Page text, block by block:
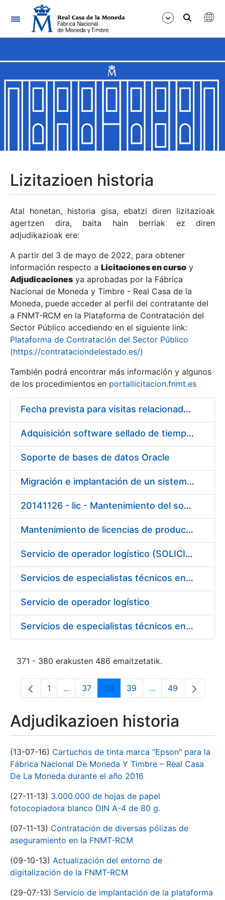
Nabigazioa
Erakutsi/Ezkutatu
Erakutsi/Ezkutatu
Erakutsi/Ezkutatu
Erakutsi/Ezkutatu
Erakutsi/Ezkutatu
Erakutsi/Ezkutatu
Erakutsi/Ezkutatu
Erakutsi/Ezkutatu
Lizitazioen historia
Atal honetan, historia gisa, ebatzi diren lizitazioak
agertzen dira, baita hain berriak ez diren
adjudikazioak ere:
A partir del 3 de mayo de 2022, para obtener
información respecto a Licitaciones en curso y
Adjudicaciones ya aprobadas por la Fábrica
Nacional de Moneda y Timbre - Real Casa de la
Moneda, puede acceder al perfil del contratante del
a FNMT-RCM en la Plataforma de Contratación del
Sector Público accediendo en el siguiente link:
Plataforma de Contratación del Sector Público
(https://contrataciondelestado.es/)
También podrá encontrar más información y algunos
de los procedimientos en portallicitacion.fnmt.es
Fecha prevista para visitas relacionados con los procedimientos de licitación abiertos para FNMT-RCM (Fábrica de Papel de Burgos)
Adquisición software sellado de tiempo KeyOne TSA
Soporte de bases de datos Oracle
Migración e implantación de un sistema de archivado de correo electrónico
20141126 - lic - Mantenimiento del software desarrollado y estudios técnicos de componentes, de diversos sistemas de expedición de documentos electrónicos
Mantenimiento de licencias de productos IBM
Servicio de operador logístico (SOLICITUDES DE PARTICIPACIÓN)
Servicios de especialistas técnicos en prevención de incendios (SOLICITUDES DE PARTICIPACIÓN)
Servicio de operador logístico
Servicios de especialistas técnicos en prevención de incendios
371 - 380 erakusten 486 emaitzetatik.
Orrialdea
1 ...Intermediate Pages Use TAB to navigate.
Orrialdea
37 Orrialdea
38 Orrialdea
39 ...Intermediate
Orrialdea
49
Adjudikazioen historia
(13-07-16) Cartuchos de tinta marca "Epson" para la
Fábrica Nacional De Moneda Y Timbre – Real Casa
De La Moneda durante el año 2016
(27-11-13) 3.000.000 de hojas de papel
fotocopiadora blanco DIN A-4 de 80 g.
(07-11-13) Contratación de diversas pólizas de
aseguramiento en la FNMT-RCM
(09-10-13) Actualización del entorno de
digitalización de la FNMT-RCM
(29-07-13) Servicio de implantación de la plataforma